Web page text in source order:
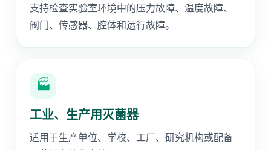
支持检查实验室环境中的压力故障、温度故障、
阀门、传感器、腔体和运行故障。
🏭
工业、生产用灭菌器
适用于生产单位、学校、工厂、研究机构或配备